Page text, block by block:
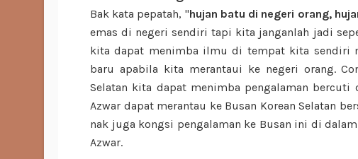
Bak kata pepatah, "hujan batu di negeri orang,
emas di negeri sendiri tapi kita janganlah jadi
kita dapat menimba ilmu di tempat kita sendiri
baru apabila kita merantaui ke negeri orang.
Selatan kita dapat menimba pengalaman bercuti
Azwar dapat merantau ke Busan Korean Selatan
nak juga kongsi pengalaman ke Busan ini di
Azwar.